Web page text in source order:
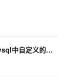
dataworks中mysql的支持的函数可以使用源mysql中自定义的函数吗？